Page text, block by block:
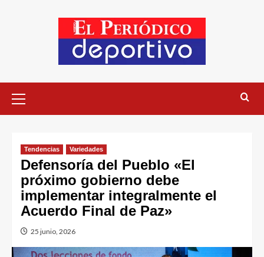
Tendencias Variedades
Defensoría del Pueblo «El
próximo gobierno debe
implementar integralmente el
Acuerdo Final de Paz»
25 junio, 2026